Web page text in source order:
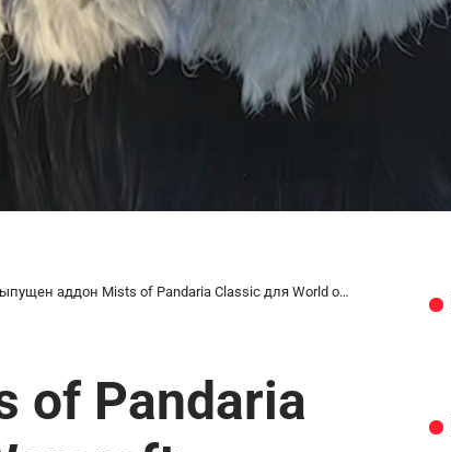
аддон Mists of Pandaria Classic для World of Warcraft
of Pandaria